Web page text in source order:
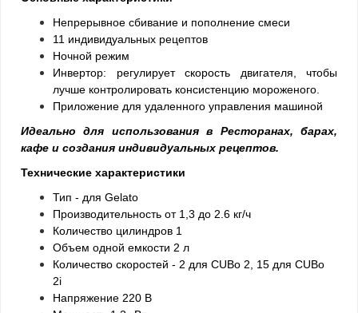
Непрерывное сбивание и пополнение смеси
11 индивидуальных рецептов
Ночной режим
Инвертор: регулирует скорость двигателя, чтобы
лучше контролировать консистенцию мороженого.
Приложение для удаленного управления машиной
Идеально для использования в Ресторанах, барах,
кафе и создания индивидуальных рецептов.
Технические характеристики
Тип - для Gelato
Производительность от 1,3 до 2.6 кг/ч
Количество цилиндров 1
Объем одной емкости 2 л
Количество скоростей - 2 для CUBo 2, 15 для CUBo
2i
Напряжение 220 В